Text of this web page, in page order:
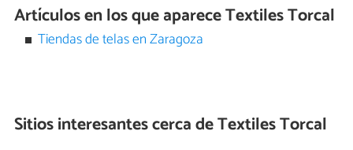
Artículos en los que aparece Textiles Torcal
Tiendas de telas en Zaragoza
Sitios interesantes cerca deTextiles Torcal